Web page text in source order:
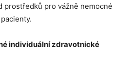
prostředků pro vážně nemocné
individuální zdravotnické